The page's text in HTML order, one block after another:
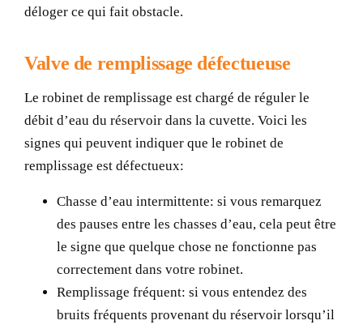
déloger ce qui fait obstacle.
Valve de remplissage défectueuse
Le robinet de remplissage est chargé de réguler le
débit d’eau du réservoir dans la cuvette. Voici les
signes qui peuvent indiquer que le robinet de
remplissage est défectueux:
Chasse d’eau intermittente: si vous remarquez
des pauses entre les chasses d’eau, cela peut être
le signe que quelque chose ne fonctionne pas
correctement dans votre robinet.
Remplissage fréquent: si vous entendez des
bruits fréquents provenant du réservoir lorsqu’il